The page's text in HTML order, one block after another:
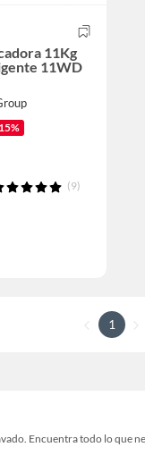
11Kg
11WD
(9)
1
Encuentra todo lo que